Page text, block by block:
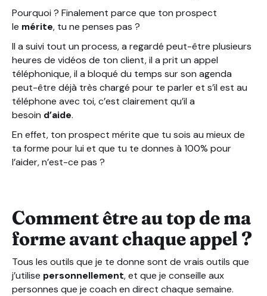
Pourquoi ? Finalement parce que ton prospect
le mérite, tu ne penses pas ?
Il a suivi tout un process, a regardé peut-être plusieurs
heures de vidéos de ton client, il a prit un appel
téléphonique, il a bloqué du temps sur son agenda
peut-être déjà très chargé pour te parler et s’il est au
téléphone avec toi, c’est clairement qu’il a
besoin d’aide.
En effet, ton prospect mérite que tu sois au mieux de
ta forme pour lui et que tu te donnes à 100% pour
l’aider, n’est-ce pas ?
Comment être au top de ma
forme avant chaque appel ?
Tous les outils que je te donne sont de vrais outils que
j’utilise personnellement, et que je conseille aux
personnes que je coach en direct chaque semaine.